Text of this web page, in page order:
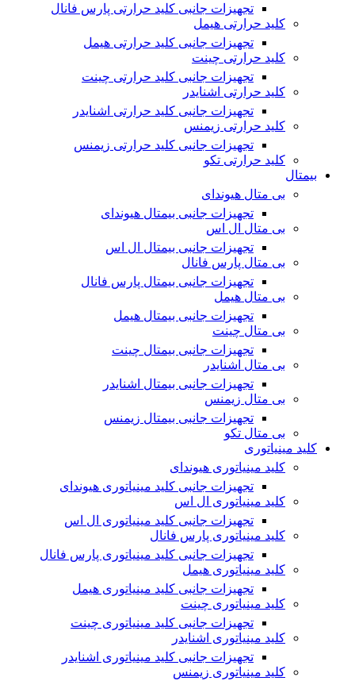
تجهیزات جانبی کلید حرارتی پارس فانال
کلید حرارتی هیمل
تجهیزات جانبی کلید حرارتی هیمل
کلید حرارتی چینت
تجهیزات جانبی کلید حرارتی چینت
کلید حرارتی اشنایدر
تجهیزات جانبی کلید حرارتی اشنایدر
کلید حرارتی زیمنس
تجهیزات جانبی کلید حرارتی زیمنس
کلید حرارتی تکو
بیمتال
بی متال هیوندای
تجهیزات جانبی بیمتال هیوندای
بی متال ال اس
تجهیزات جانبی بیمتال ال اس
بی متال پارس فانال
تجهیزات جانبی بیمتال پارس فانال
بی متال هیمل
تجهیزات جانبی بیمتال هیمل
بی متال چینت
تجهیزات جانبی بیمتال چینت
بی متال اشنایدر
تجهیزات جانبی بیمتال اشنایدر
بی متال زیمنس
تجهیزات جانبی بیمتال زیمنس
بی متال تکو
کلید مینیاتوری
کلید مینیاتوری هیوندای
تجهیزات جانبی کلید مینیاتوری هیوندای
کلید مینیاتوری ال اس
تجهیزات جانبی کلید مینیاتوری ال اس
کلید مینیاتوری پارس فانال
تجهیزات جانبی کلید مینیاتوری پارس فانال
کلید مینیاتوری هیمل
تجهیزات جانبی کلید مینیاتوری هیمل
کلید مینیاتوری چینت
تجهیزات جانبی کلید مینیاتوری چینت
کلید مینیاتوری اشنایدر
تجهیزات جانبی کلید مینیاتوری اشنایدر
کلید مینیاتوری زیمنس